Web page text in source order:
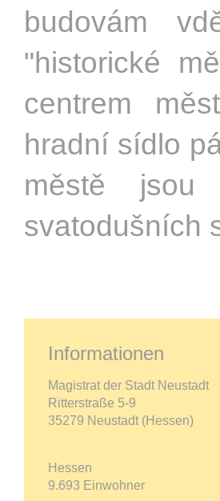
budovám
"historické
centrem
hradní sídlo
městě
svatodušních
Informationen
Magistrat der Stadt Neustadt
Ritterstraße 5-9
35279 Neustadt (Hessen)
Hessen
9.693 Einwohner